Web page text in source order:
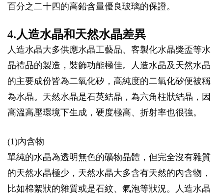
百分之二十四的高鉛含量優良玻璃的保證。
4.人造水晶和天然水晶差異
人造水晶大多供應水晶工藝品、客製化水晶獎盃等水
晶禮品的製造，裝飾功能極佳。人造水晶及天然水晶
的主要成份皆為二氧化矽，高純度的二氧化矽便被稱
為水晶。天然水晶是石英結晶，為六角柱狀結晶，因
高溫高壓環境下生成，硬度極高、折射率也很強。
(1)內含物
單純的水晶為透明無色的礦物晶體，但完全沒有雜質
的天然水晶極少，天然水晶大多含有天然的內含物，
比如棉絮狀的雜質或是石紋、氣泡等狀況。人造水晶